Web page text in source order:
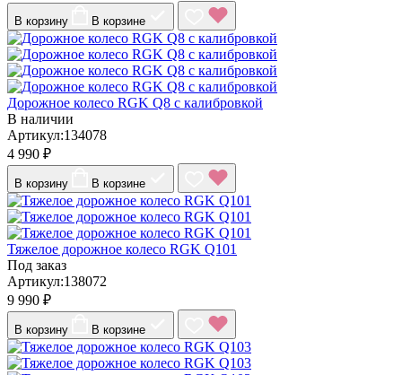
В корзину В корзине
Дорожное колесо RGK Q8 с калибровкой
В наличии
Артикул:134078
4 990 ₽
В корзину В корзине
Тяжелое дорожное колесо RGK Q101
Под заказ
Артикул:138072
9 990 ₽
В корзину В корзине